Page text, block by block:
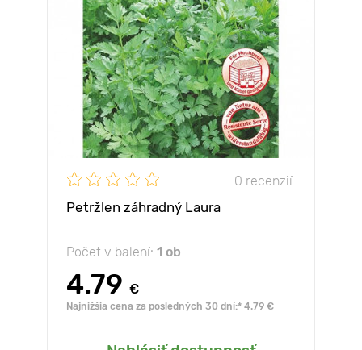
0 recenzií
Petržlen záhradný Laura
Počet v balení: 1 ob
4.79 €
Najnižšia cena za posledných 30 dní:* 4.79 €